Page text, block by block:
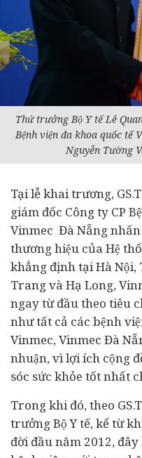
Thứ trưởng Bộ Y tế Lê
Bệnh viện đa khoa quốc tế
Nguyễn Tường
Tại lễ khai trương,
giám đốc Công ty CP
Vinmec Đà Nẵng
thương hiệu của Hệ
khẳng định tại Hà Nội,
Trang và Hạ Long,
ngay từ đầu theo tiêu
như tất cả các bệnh
Vinmec, Vinmec Đà
nhuận, vì lợi ích cộng
sóc sức khỏe tốt nhất
Trong khi đó, theo
trưởng Bộ Y tế, kể từ
đời đầu năm 2012,